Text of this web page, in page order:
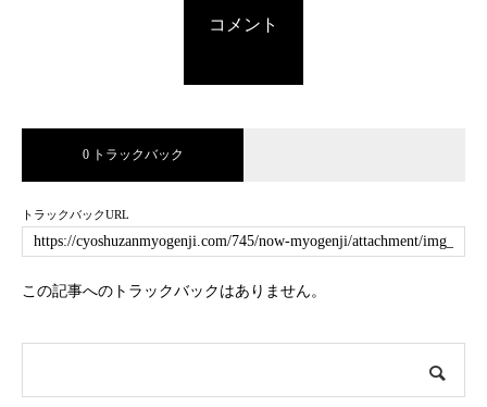
コメント
0 トラックバック
トラックバックURL
この記事へのトラックバックはありません。